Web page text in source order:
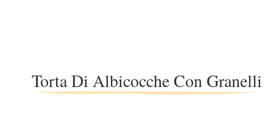
Torta Di Albicocche Con Granelli